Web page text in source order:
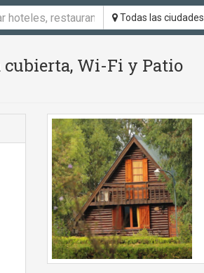
Todas las ciudades
Wi-Fi y Patio